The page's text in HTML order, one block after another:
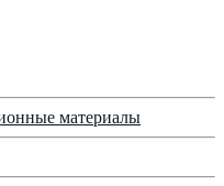
материалы